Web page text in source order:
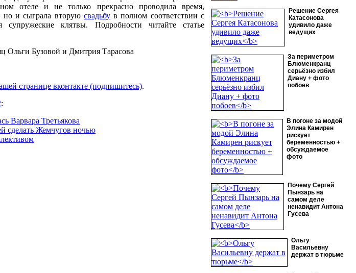
Решение Сергея
Катасонова
удивило даже
ведущих
За периметром
Блюменкранц
серьёзно избил
Диану + фото
побоев
В погоне за модой
Элина Камирен
рискует
беременностью +
обсуждаемое
фото
Почему Сергей
Пынзарь на
самом деле
ненавидит Антона
Гусева
Ольгу
Васильевну
держат в тюрьме
отеле и не только прекрасно проводила время,
но и сыграла вторую свадьбув полном соответствии с
клятвы. Подробности читайте статье
странице вконтакте (подпишитесь).
:
Варвара Третьякова
сделать Жемчугов ночью